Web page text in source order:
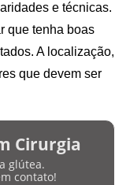
e técnicas.
que tenha boas
A localização,
que devem ser
Cirurgia
glútea.
contato!